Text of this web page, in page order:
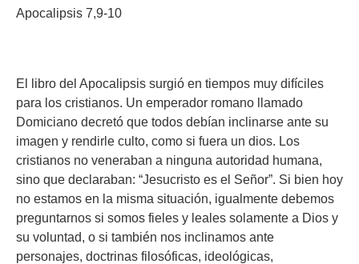
Apocalipsis 7,9-10
El libro del Apocalipsis surgió en tiempos muy difíciles
para los cristianos. Un emperador romano llamado
Domiciano decretó que todos debían inclinarse ante su
imagen y rendirle culto, como si fuera un dios. Los
cristianos no veneraban a ninguna autoridad humana,
sino que declaraban: “Jesucristo es el Señor”. Si bien hoy
no estamos en la misma situación, igualmente debemos
preguntarnos si somos fieles y leales solamente a Dios y
su voluntad, o si también nos inclinamos ante
personajes, doctrinas filosóficas, ideológicas,